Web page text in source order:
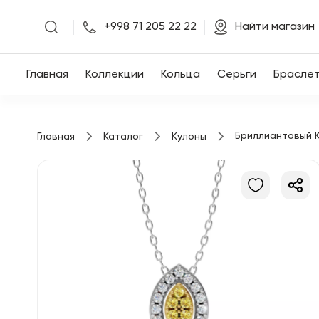
Главная
+998 71 205 22 22 Найти магазин
Главная Коллекции Кольца Серьги
Главная Каталог Кулоны Бриллиантовый